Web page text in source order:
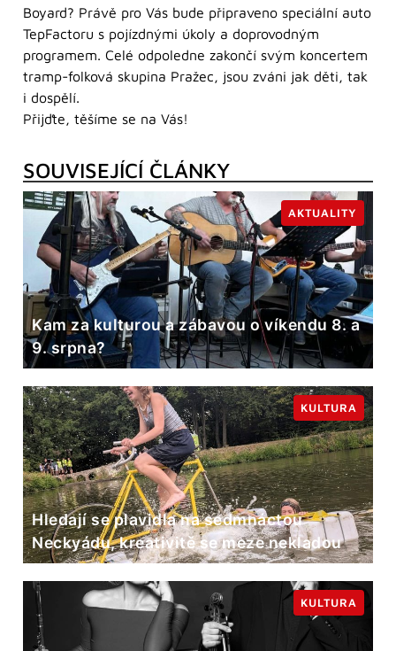
Boyard? Právě pro Vás bude připraveno speciální auto
TepFactoru s pojízdnými úkoly a doprovodným
programem. Celé odpoledne zakončí svým koncertem
tramp-folková skupina Pražec, jsou zváni jak děti, tak
i dospělí.
Přijďte, těšíme se na Vás!
SOUVISEJÍCÍ ČLÁNKY
Kam za kulturou a zábavou o víkendu 8. a
9. srpna?
AKTUALITY
Hledají se plavidla na sedmnáctou
Neckyádu, kreativitě se meze nekladou
KULTURA
KULTURA